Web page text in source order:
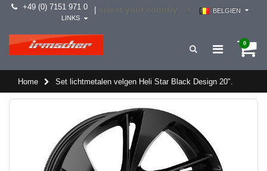
+49 (0) 7151 971 0
BELGIEN
LINKS
0
Home Set lichtmetalen velgen Heli Star Black Design 20".